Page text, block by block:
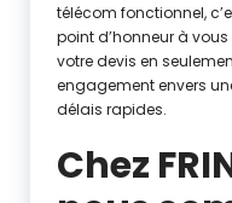
télécom fonctionnel,
point d’honneur à
votre devis en
engagement envers
délais rapides.
Chez